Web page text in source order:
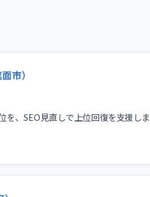
市）
を、SEO見直しで上位回復を支援しま